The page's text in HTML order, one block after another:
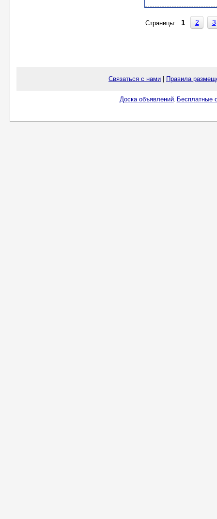
Страницы: 1 2 3
Связаться с нами Правила
Доска объявлений. Бесплатные